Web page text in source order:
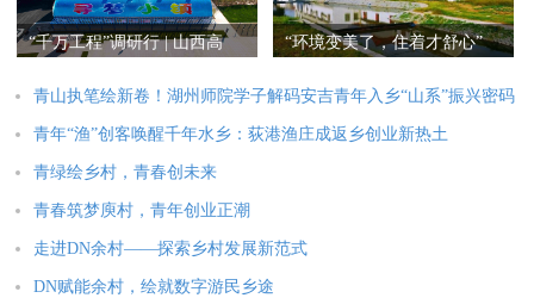
“千万工程”调研行 | 山西高
“环境变美了，住着才舒心”
青山执笔绘新卷！湖州师院学子解码安吉青年入乡“山系”振兴密码
青年“渔”创客唤醒千年水乡：荻港渔庄成返乡创业新热土
青绿绘乡村，青春创未来
青春筑梦庾村，青年创业正潮
走进DN余村——探索乡村发展新范式
DN赋能余村，绘就数字游民乡途